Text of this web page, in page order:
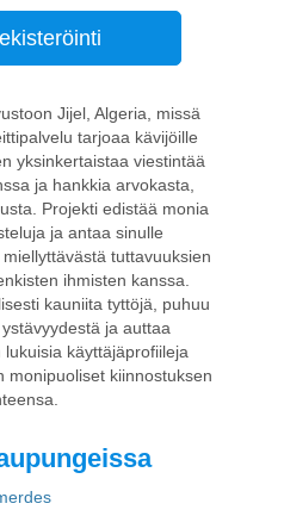
Jijel, Algeria, missä
tarjoaa kävijöille
yksinkertaistaa viestintää
ja hankkia arvokasta,
Projekti edistää monia
ja antaa sinulle
tuttavuuksien
ihmisten kanssa.
kauniita tyttöjä, puhuu
ja auttaa
käyttäjäprofiileja
monipuoliset kiinnostuksen